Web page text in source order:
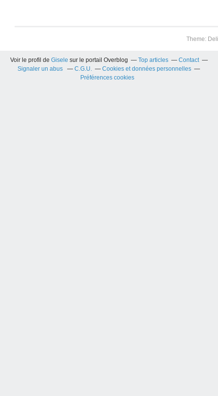
Theme:
Voir le profil de Gisele sur le portail Overblog Top articles
Contact
Signaler un abus
C.G.U.
Cookies et données personnelles
Préférences cookies